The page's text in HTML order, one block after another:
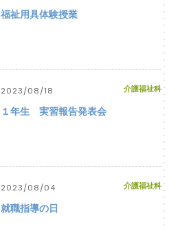
福祉用具体験授業
2023/08/18 介護福祉科
１年生 実習報告発表会
2023/08/04 介護福祉科
就職指導の日